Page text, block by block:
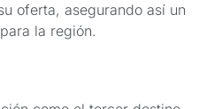
oferta, asegurando así un
la región.